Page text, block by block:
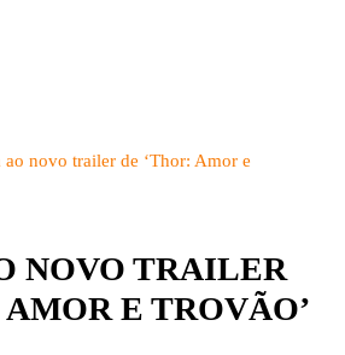
ao novo trailer de ‘Thor: Amor e
NOVO TRAILER
E TROVÃO’